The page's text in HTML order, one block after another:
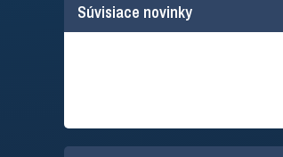
Súvisiace novinky